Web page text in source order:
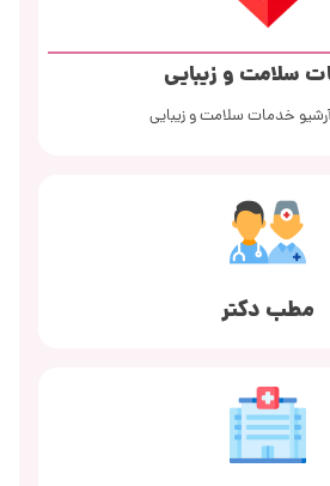
سلامت و زیبایی
خدمات سلامت و زیبایی
مطب دکتر